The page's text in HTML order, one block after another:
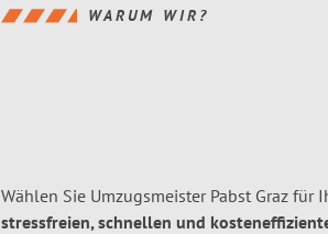
WARUM WIR?
Wählen Sie Umzugsmeister Pabst Graz für
stressfreien, schnellen und